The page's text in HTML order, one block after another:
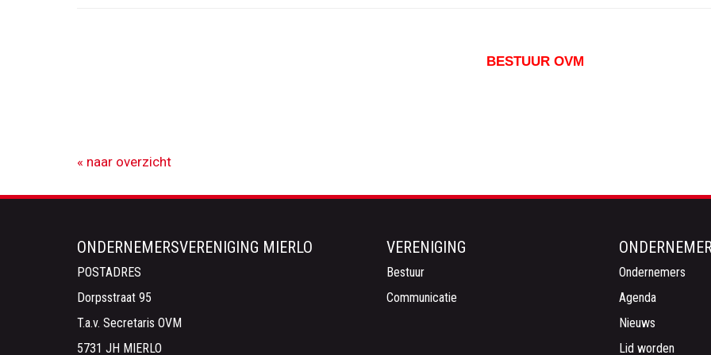
BESTUUR OVM
« naar overzicht
ONDERNEMERSVERENIGING MIERLO
POSTADRES
Dorpsstraat 95
T.a.v. Secretaris OVM
5731 JH MIERLO
VERENIGING
Bestuur
Communicatie
Ondernemers
Agenda
Nieuws
Lid worden